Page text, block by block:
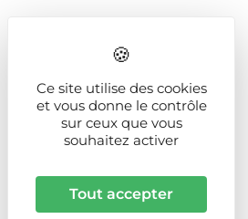
Ce site utilise des cookies
et vous donne le contrôle
sur ceux que vous
souhaitez activer
Tout accepter